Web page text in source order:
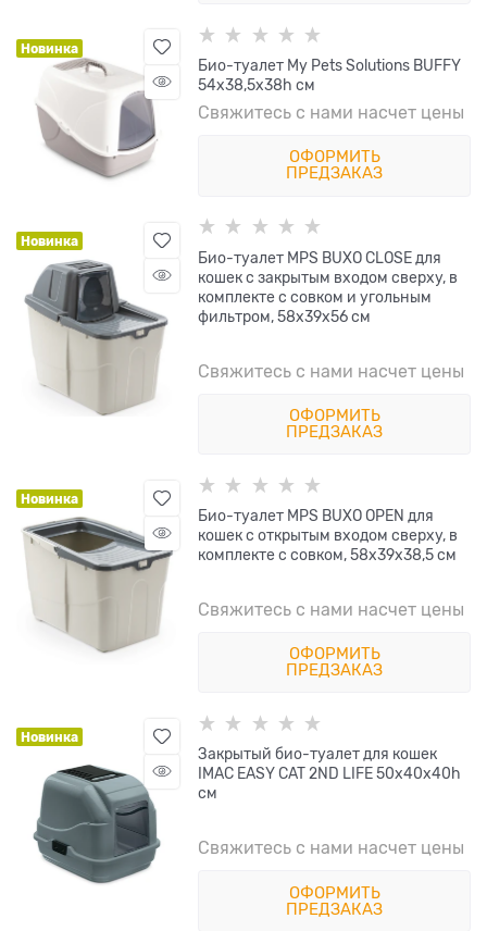
Новинка
Био-туалет My Pets Solutions BUFFY
54x38,5x38h см
Свяжитесь с нами насчет цены
ОФОРМИТЬ
ПРЕДЗАКАЗ
Новинка
Био-туалет MPS BUXO CLOSE для
кошек с закрытым входом сверху, в
комплекте с совком и угольным
фильтром, 58x39x56 см
Свяжитесь с нами насчет цены
ОФОРМИТЬ
ПРЕДЗАКАЗ
Новинка
Био-туалет MPS BUXO OPEN для
кошек с открытым входом сверху, в
комплекте с совком, 58x39x38,5 см
Свяжитесь с нами насчет цены
ОФОРМИТЬ
ПРЕДЗАКАЗ
Новинка
Закрытый био-туалет для кошек
IMAC EASY CAT 2ND LIFE 50х40х40h
см
Свяжитесь с нами насчет цены
ОФОРМИТЬ
ПРЕДЗАКАЗ